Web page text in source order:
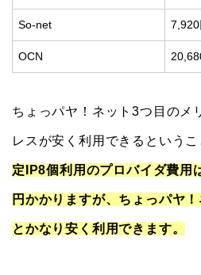
So-net 7,920
OCN
ちょっパヤ！ネット3つ目のメ
レスが安く利用できるというこ
定IP8個利用のプロバイダ費用
円かかりますが、ちょっパヤ
とかなり安く利用できます。